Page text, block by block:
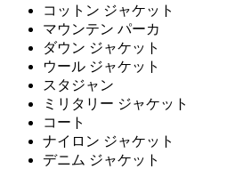
コットン ジャケット
マウンテン パーカ
ダウン ジャケット
ウール ジャケット
スタジャン
ミリタリー ジャケット
コート
ナイロン ジャケット
デニム ジャケット